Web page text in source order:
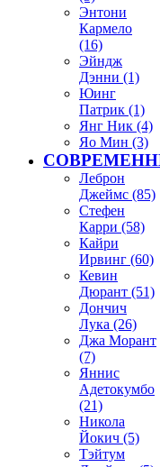
Энтони
Кармело
(16)
Эйндж
Дэнни (1)
Юинг
Патрик (1)
Янг Ник (4)
Яо Мин (3)
Леброн
Джеймс (85)
Стефен
Карри (58)
Кайри
Ирвинг (60)
Кевин
Дюрант (51)
Дончич
Лука (26)
Джа Морант
(7)
Яннис
Адетокумбо
(21)
Никола
Йокич (5)
Тэйтум